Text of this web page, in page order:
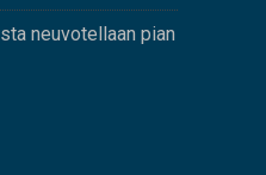
neuvotellaan pian